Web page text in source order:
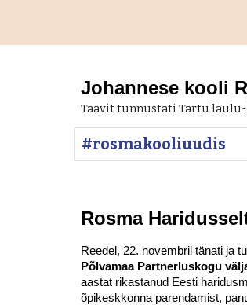
Johannese kooli
Taavit tunnustati Tartu laulu-
#rosmakooliuudis
Rosma
Reedel, 22. novembril tänati ja
Põlvamaa Partnerluskogu
aastat rikastanud Eesti
õpikeskkonna parendamist,